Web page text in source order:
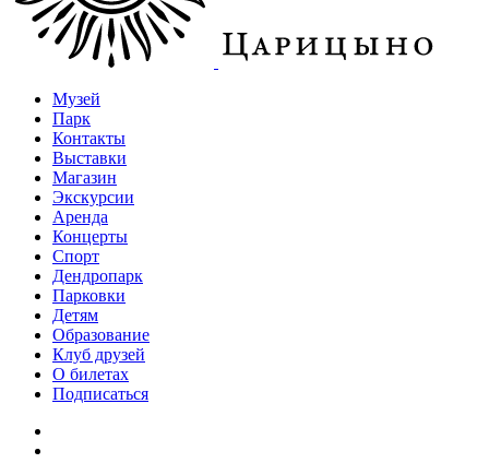
Музей
Парк
Контакты
Выставки
Магазин
Экскурсии
Аренда
Концерты
Спорт
Дендропарк
Парковки
Детям
Образование
Клуб друзей
О билетах
Подписаться